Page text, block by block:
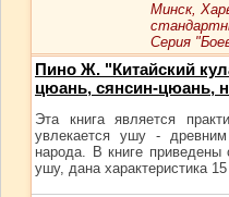
Минск,
Серия
Пино Ж. "Китайский
цюань, сянсин-цюань,
Эта книга является
увлекается ушу - древним
народа. В книге приведены
ушу, дана характеристика